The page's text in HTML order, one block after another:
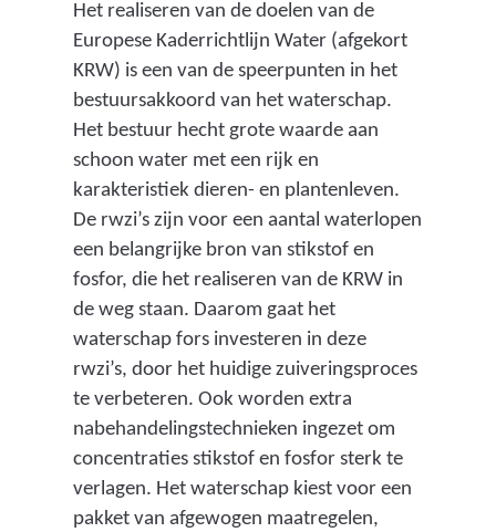
e
k
e
r
h
e
i
d
e
n
k
o
s
t
e
n
)
Het realiseren van de doelen van de
Europese Kaderrichtlijn Water (afgekort
KRW) is een van de speerpunten in het
bestuursakkoord van het waterschap.
Het bestuur hecht grote waarde aan
schoon water met een rijk en
karakteristiek dieren- en plantenleven.
De rwzi’s zijn voor een aantal waterlopen
een belangrijke bron van stikstof en
fosfor, die het realiseren van de KRW in
de weg staan. Daarom gaat het
waterschap fors investeren in deze
rwzi’s, door het huidige zuiveringsproces
te verbeteren. Ook worden extra
nabehandelingstechnieken ingezet om
concentraties stikstof en fosfor sterk te
verlagen. Het waterschap kiest voor een
pakket van afgewogen maatregelen,